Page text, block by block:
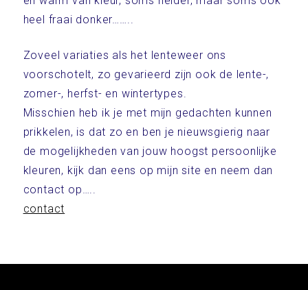
heel fraai donker……..
Zoveel variaties als het lenteweer ons
voorschotelt, zo gevarieerd zijn ook de lente-,
zomer-, herfst- en wintertypes.
Misschien heb ik je met mijn gedachten kunnen
prikkelen, is dat zo en ben je nieuwsgierig naar
de mogelijkheden van jouw hoogst persoonlijke
kleuren, kijk dan eens op mijn site en neem dan
contact op…..
contact